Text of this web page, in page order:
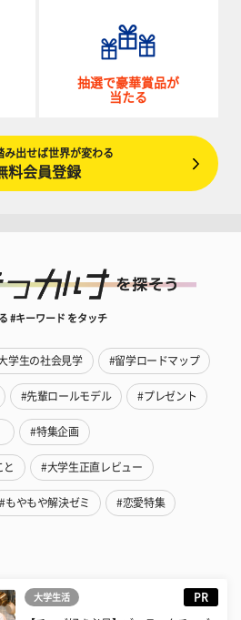
抽選で豪華賞品が
当たる
み出せば世界が変わる
料会員登録
#キーワード をタッチ
学生の社会見学 #留学ロードマップ
#先輩ロールモデル #プレゼント
#特集企画
と #大学生正直レビュー
#もやもや解決ゼミ #恋愛特集
大学生活 PR